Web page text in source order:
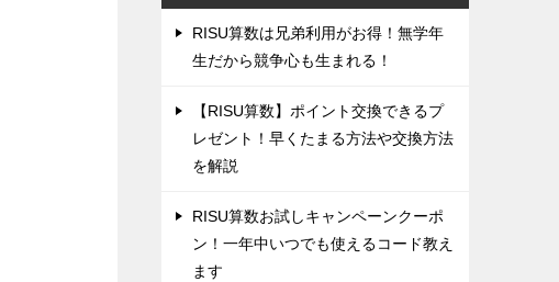
‌RISU算数は兄弟利用がお得！無学年
生だから競争心も生まれる！
‌【RISU算数】ポイント交換できるプ
レゼント！早くたまる方法や交換方法
を解説
‌RISU算数お試しキャンペーンクーポ
ン！一年中いつでも使えるコード教え
ます